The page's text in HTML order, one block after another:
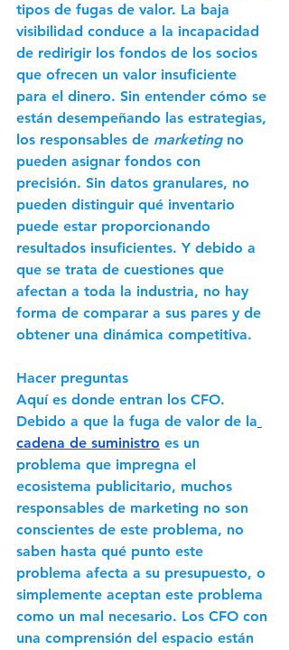
tipos de fugas de valor. La baja
visibilidad conduce a la incapacidad
de redirigir los fondos de los socios
que ofrecen un valor insuficiente
para el dinero. Sin entender cómo se
están desempeñando las estrategias,
los responsables de marketing no
pueden asignar fondos con
precisión. Sin datos granulares, no
pueden distinguir qué inventario
puede estar proporcionando
resultados insuficientes. Y debido a
que se trata de cuestiones que
afectan a toda la industria, no hay
forma de comparar a sus pares y de
obtener una dinámica competitiva.
Hacer preguntas
Aquí es donde entran los CFO.
Debido a que la fuga de valor de la
cadena de suministro es un
problema que impregna el
ecosistema publicitario, muchos
responsables de marketing no son
conscientes de este problema, no
saben hasta qué punto este
problema afecta a su presupuesto, o
simplemente aceptan este problema
como un mal necesario. Los CFO con
una comprensión del espacio están